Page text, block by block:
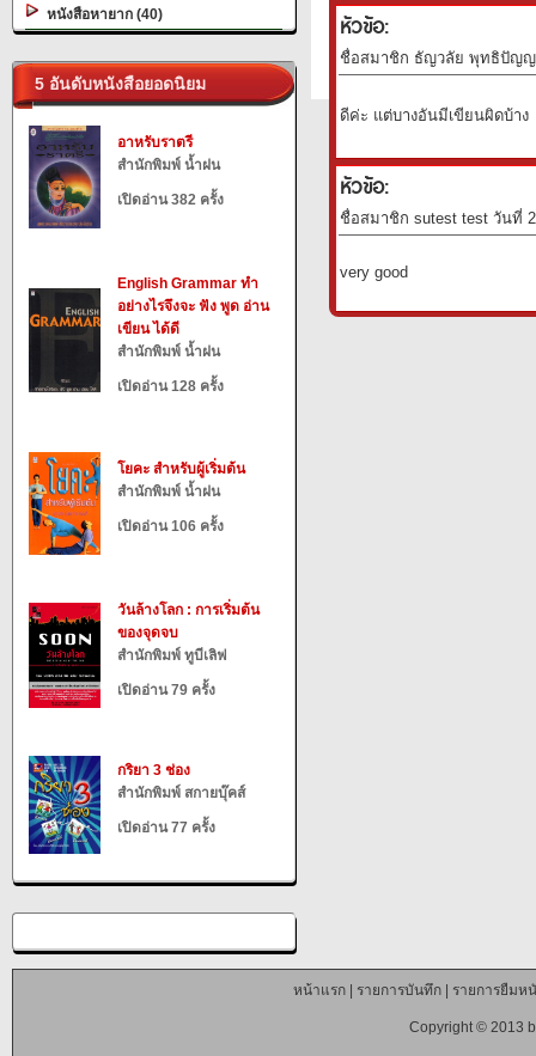
หนังสือหายาก (40)
5 อันดับหนังสือยอดนิยม
อาหรับราตรี
สำนักพิมพ์ น้ำฝน
เปิดอ่าน 382 ครั้ง
English Grammar ทำ
อย่างไรจึงจะ ฟัง พูด อ่าน
เขียน ได้ดี
สำนักพิมพ์ น้ำฝน
เปิดอ่าน 128 ครั้ง
โยคะ สำหรับผู้เริ่มต้น
สำนักพิมพ์ น้ำฝน
เปิดอ่าน 106 ครั้ง
วันล้างโลก : การเริ่มต้น
ของจุดจบ
สำนักพิมพ์ ทูบีเลิฟ
เปิดอ่าน 79 ครั้ง
กริยา 3 ช่อง
สำนักพิมพ์ สกายบุ๊คส์
เปิดอ่าน 77 ครั้ง
หัวข้อ:
ชื่อสมาชิก ธัญวลัย พุทธิปัญญ
ดีค่ะ แต่บางอันมีเขียนผิดบ้าง
หัวข้อ:
ชื่อสมาชิก sutest test วันที่
very good
หน้าแรก| รายการบันทึก| รายการยืมห
Copyright © 2013